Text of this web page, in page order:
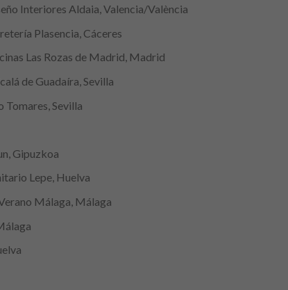
Interiores Aldaia, Valencia/València
Plasencia, Cáceres
Las Rozas de Madrid, Madrid
de Guadaíra, Sevilla
Sevilla
Gipuzkoa
Lepe, Huelva
Málaga, Málaga